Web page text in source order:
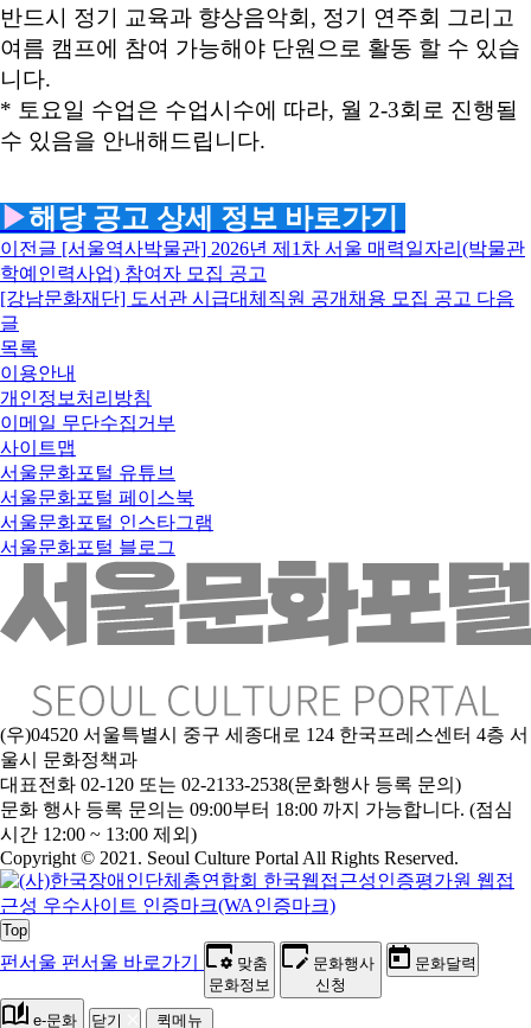
반드시 정기 교육과 향상음악회, 정기 연주회
그리고
여름 캠프에 참여 가능해야 단원으로 활동 할 수 있습
니다.
* 토요일 수업은 수업시수에 따라, 월 2-3회로 진행될
수 있음을 안내해드립니다.
▶해당 공고 상세 정보 바로가기
이전글 [서울역사박물관] 2026년 제1차 서울 매력일자리(박물관
학예인력사업) 참여자 모집 공고
[강남문화재단] 도서관 시급대체직원 공개채용 모집 공고 다음
글
목록
이용안내
개인정보처리방침
이메일 무단수집거부
사이트맵
서울문화포털 유튜브
서울문화포털 페이스북
서울문화포털 인스타그램
서울문화포털 블로그
(우)04520 서울특별시 중구 세종대로 124 한국프레스센터 4층 서
울시 문화정책과
대표전화 02-120 또는 02-2133-2538(문화행사 등록 문의)
문화 행사 등록 문의는 09:00부터 18:00 까지 가능합니다. (점심
시간 12:00 ~ 13:00 제외)
Copyright © 2021. Seoul Culture Portal All Rights Reserved.
Top
펀서울 펀서울 바로가기
맞춤
문화정보
문화행사
신청
문화달력
e-문화 닫기 퀵메뉴